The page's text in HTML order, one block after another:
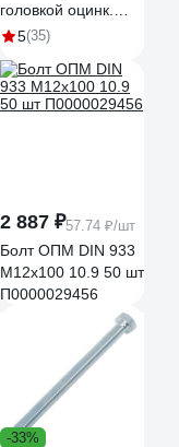
головкой оцинк.
М10x80, прочность
5(35)
2 887 ₽57.74 ₽/шт
Болт ОПМ DIN 933
М12x100 10.9 50 шт
П0000029456
-33%